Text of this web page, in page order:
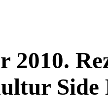
2010.
Side